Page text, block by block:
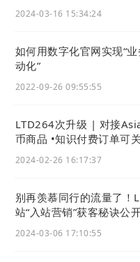
2024-03-16 15:34:24
如何用数字化官网实现“
动化”
2022-09-26 09:55:55
LTD264次升级 | 对接AsiaPay • 人
币商品 •知识付费订单可
2024-02-26 16:17:37
别再羡慕同行的流量了！
站“入站营销”获客秘诀公
2024-03-06 17:10:55